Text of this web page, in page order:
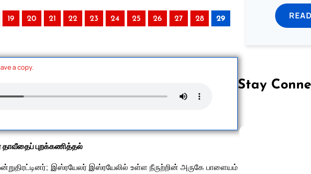
19 20 21 22 23 24 25 26 27 28 29
a copy.
தாவீதைப் புறக்கணித்தல்
இஸ்ரயேலர் இஸ்ரயேலில் உள்ள நீருற்றின் அருகே பாளையம்
Stay
Follow us on Facebook